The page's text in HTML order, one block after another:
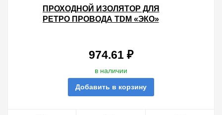
ПРОХОДНОЙ ИЗОЛЯТОР ДЛЯ
РЕТРО ПРОВОДА TDM «ЭКО»
974.61 ₽
в наличии
Добавить в корзину